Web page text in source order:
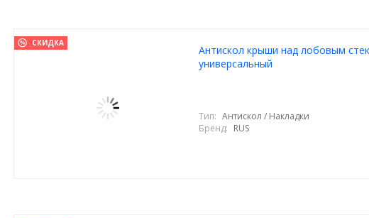
СКИДКА
Антискол крыши над лобовым
универсальный
Тип: Антискол / Накладки
Бренд: RUS